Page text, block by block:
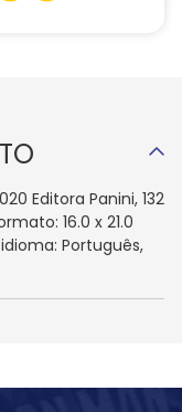
Editora Panini, 132
16.0 x 21.0
Português,